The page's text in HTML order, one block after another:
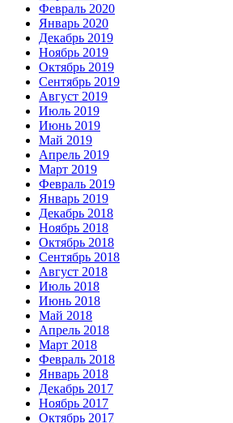
Февраль 2020
Январь 2020
Декабрь 2019
Ноябрь 2019
Октябрь 2019
Сентябрь 2019
Август 2019
Июль 2019
Июнь 2019
Май 2019
Апрель 2019
Март 2019
Февраль 2019
Январь 2019
Декабрь 2018
Ноябрь 2018
Октябрь 2018
Сентябрь 2018
Август 2018
Июль 2018
Июнь 2018
Май 2018
Апрель 2018
Март 2018
Февраль 2018
Январь 2018
Декабрь 2017
Ноябрь 2017
Октябрь 2017